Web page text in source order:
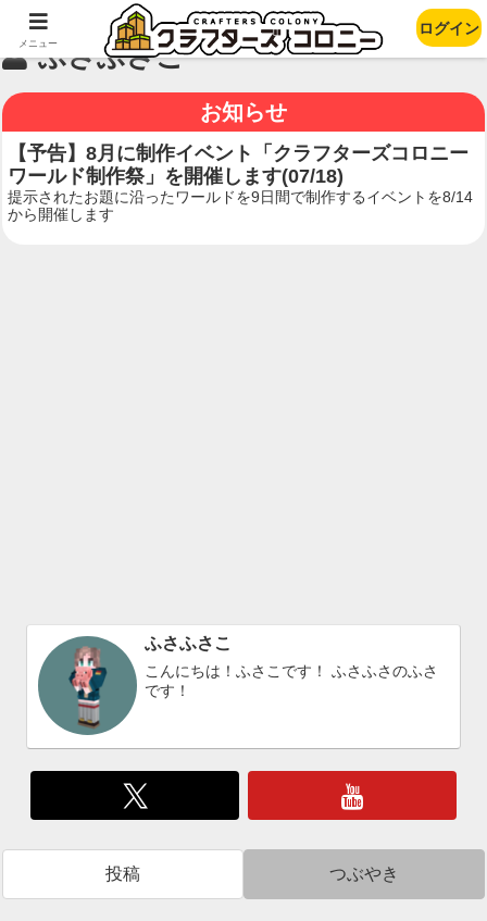
ふさふさこ
お知らせ
【予告】8月に制作イベント「クラフターズコロニー
ワールド制作祭」を開催します(07/18)
提示されたお題に沿ったワールドを9日間で制作するイベントを8/14
から開催します
ふさふさこ
こんにちは！ふさこです！ ふさふさのふさ
です！
投稿 つぶやき
メニュー
ログイン